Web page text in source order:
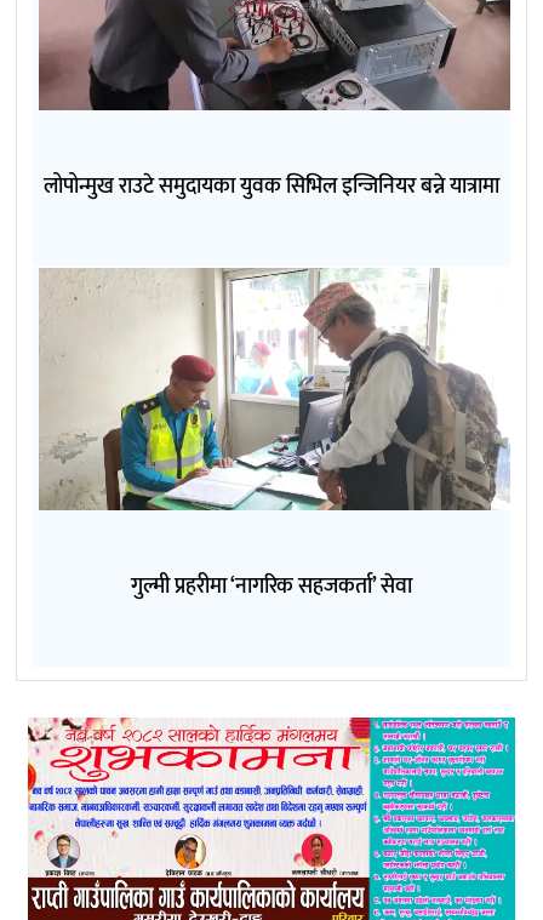
लोपोन्मुख राउटे समुदायका युवक सिभिल इन्जिनियर बन्ने यात्रामा
गुल्मी प्रहरीमा ‘नागरिक सहजकर्ता’ सेवा